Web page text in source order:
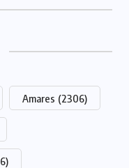
Amares (2306)